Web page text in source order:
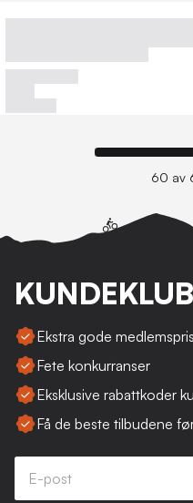
60 av
Ekstra gode
Fete konkurranser
Eksklusive rabattkoder
Få de beste tilbudene